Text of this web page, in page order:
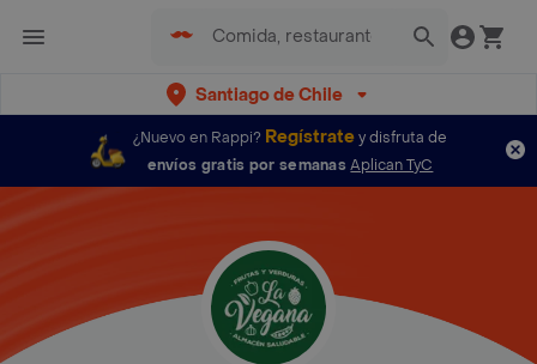
Santiago de Chile
¿Nuevo en Rappi? Regístratey disfruta de
envíos gratis por semanas Aplican TyC